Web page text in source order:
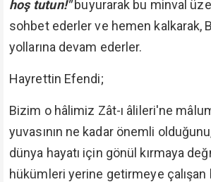
hoş tutun!"buyurarak bu minval
sohbet ederler ve hemen kalkarak,
yollarına devam ederler.
Hayrettin Efendi;
Bizim o hâlimiz Zât-ı âlileri'ne
yuvasının ne kadar önemli
dünya hayatı için gönül kırmaya
hükümleri yerine getirmeye çalışan